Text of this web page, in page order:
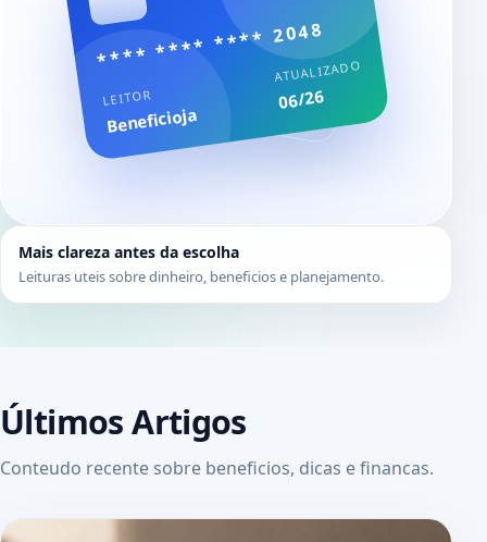
**** **** **** 2048
LEITOR
Beneficioja
ATUALIZADO
06/26
Mais clareza antes da escolha
Leituras uteis sobre dinheiro, beneficios e planejamento.
Últimos Artigos
Conteudo recente sobre beneficios, dicas e financas.